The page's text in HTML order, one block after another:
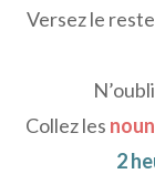
Versez le
Collez les
2